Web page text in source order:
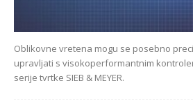
Oblikovne vretena mogu se posebno
upravljati s visokoperformantnim
serije tvrtke SIEB & MEYER.